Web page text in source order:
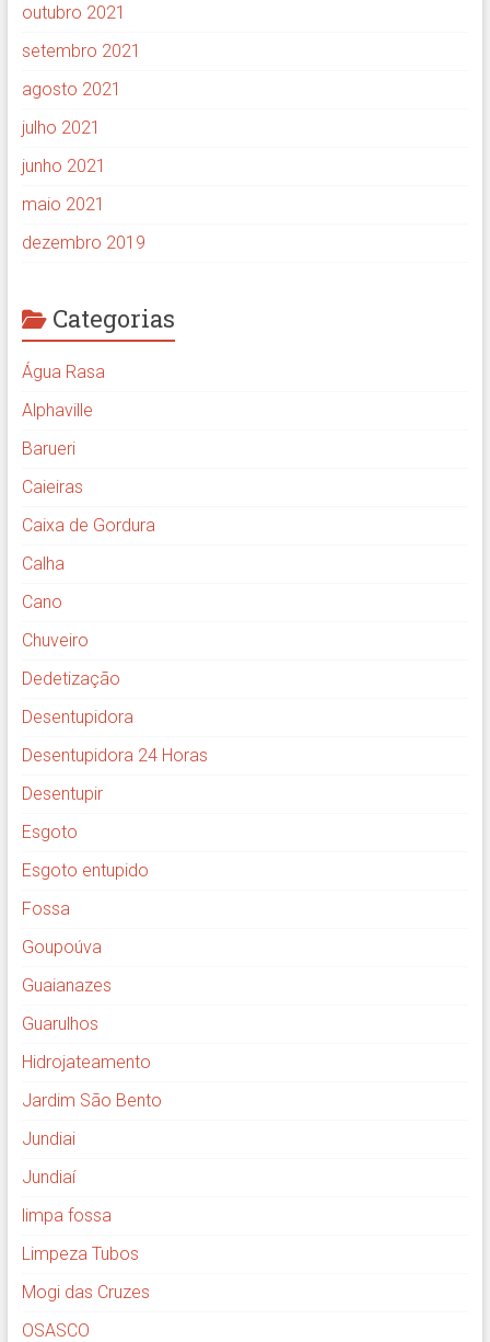
outubro 2021
setembro 2021
agosto 2021
julho 2021
junho 2021
maio 2021
dezembro 2019
Categorias
Água Rasa
Alphaville
Barueri
Caieiras
Caixa de Gordura
Calha
Cano
Chuveiro
Dedetização
Desentupidora
Desentupidora 24 Horas
Desentupir
Esgoto
Esgoto entupido
Fossa
Goupoúva
Guaianazes
Guarulhos
Hidrojateamento
Jardim São Bento
Jundiai
Jundiaí
limpa fossa
Limpeza Tubos
Mogi das Cruzes
OSASCO